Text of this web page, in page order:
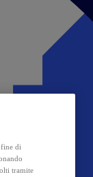
di
tramite